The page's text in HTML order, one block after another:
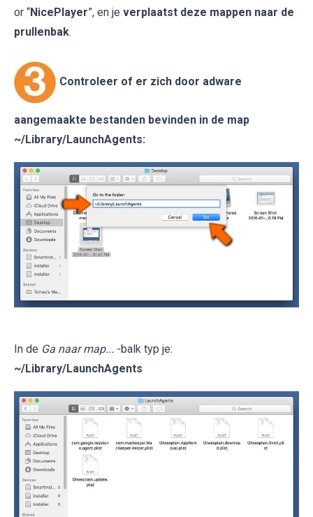
or “NicePlayer”, en je verplaatst deze mappen naar de
prullenbak.
Controleer of er zich door adware
aangemaakte bestanden bevinden in de map
~/Library/LaunchAgents:
In de Ga naar map... -balk typ je:
~/Library/LaunchAgents